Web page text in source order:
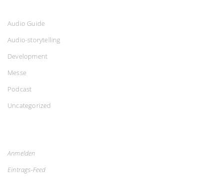
Audio Guide
Audio-storytelling
Development
Messe
Podcast
Uncategorized
Anmelden
Eintrags-Feed